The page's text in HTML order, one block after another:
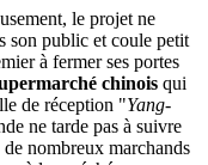
le projet ne
son public et coule petit
à fermer ses portes
chinois qui
de réception "Yang-
ne tarde pas à suivre
de nombreux marchands